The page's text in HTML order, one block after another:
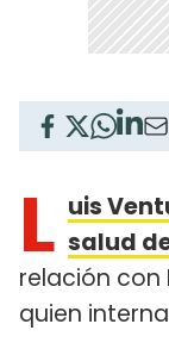
L uis
salud
relación con
quien